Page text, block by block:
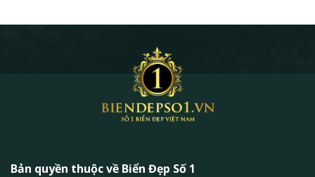
Bản quyền thuộc về Biển Đẹp Số 1